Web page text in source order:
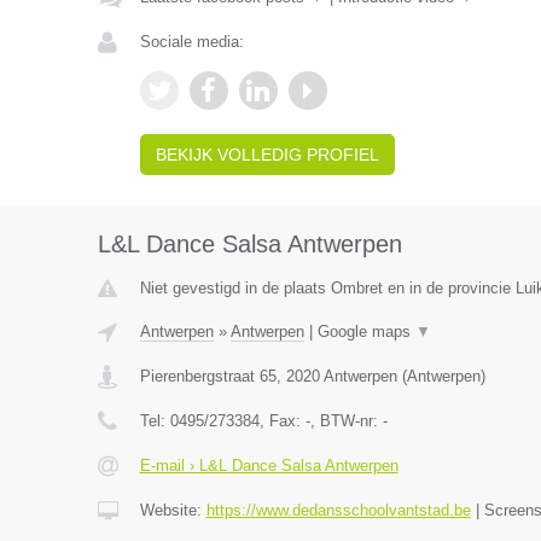
Sociale media:
BEKIJK VOLLEDIG PROFIEL
L&L Dance Salsa Antwerpen
Niet gevestigd in de plaats Ombret en in de provincie
Antwerpen» Antwerpen| Google maps ▼
Pierenbergstraat 65, 2020 Antwerpen(Antwerpen)
Tel: 0495/273384, Fax: -, BTW-nr: -
E-mail › L&L Dance Salsa Antwerpen
Website: https://www.dedansschoolvantstad.be|